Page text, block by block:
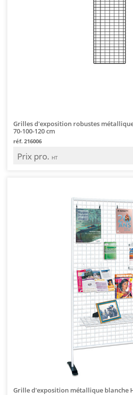
Grilles d'exposition robustes
70-100-120 cm
réf. 216006
Prix pro. HT
Grille d'exposition métallique blanche